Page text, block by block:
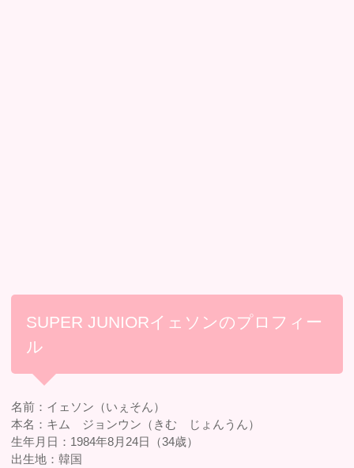
SUPER JUNIORイェソンのプロフィー
ル
名前：イェソン（いぇそん）
本名：キム ジョンウン（きむ じょんうん）
生年月日：1984年8月24日（34歳）
出生地：韓国